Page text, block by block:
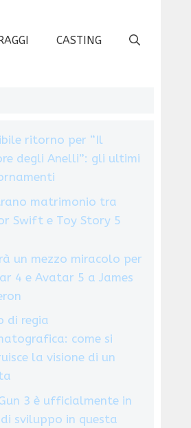
CASTING
ritorno per “Il
degli Anelli”: gli ultimi
matrimonio tra
Swift e Toy Story 5
un mezzo miracolo per
4 e Avatar 5 a James
di regia
come si
la visione di un
3 è ufficialmente in
sviluppo in questa